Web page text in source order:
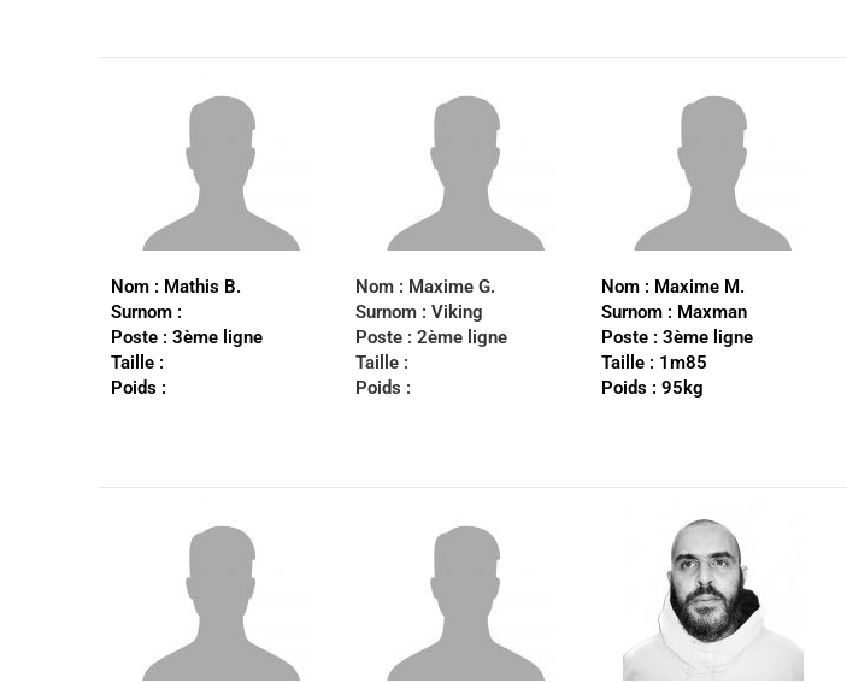
Nom : Mathis B.
Surnom :
Poste : 3ème ligne
Taille :
Poids :
Nom : Maxime G.
Surnom : Viking
Poste : 2ème ligne
Taille :
Poids :
Nom : Maxime M.
Surnom : Maxman
Poste : 3ème ligne
Taille : 1m85
Poids : 95kg